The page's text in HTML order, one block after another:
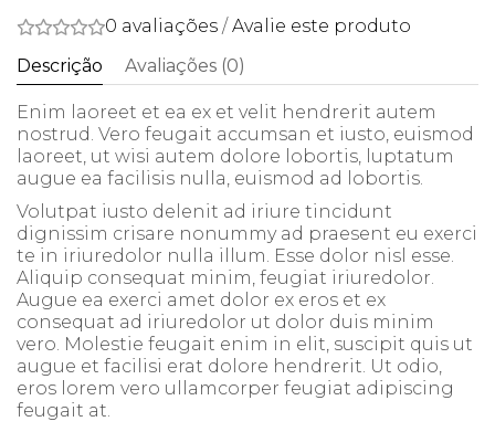
0 avaliações /Avalie este produto
Descrição
Avaliações (0)
Enim laoreet et ea ex et velit hendrerit autem
nostrud. Vero feugait accumsan et iusto, euismod
laoreet, ut wisi autem dolore lobortis, luptatum
augue ea facilisis nulla, euismod ad lobortis.
Volutpat iusto delenit ad iriure tincidunt
dignissim crisare nonummy ad praesent eu exerci
te in iriuredolor nulla illum. Esse dolor nisl esse.
Aliquip consequat minim, feugiat iriuredolor.
Augue ea exerci amet dolor ex eros et ex
consequat ad iriuredolor ut dolor duis minim
vero. Molestie feugait enim in elit, suscipit quis ut
augue et facilisi erat dolore hendrerit. Ut odio,
eros lorem vero ullamcorper feugiat adipiscing
feugait at.